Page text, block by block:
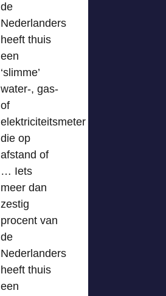
de
Nederlanders
heeft thuis
een
‘slimme’
water-, gas-
of
elektriciteitsmeter
die op
afstand of
… Iets
meer dan
zestig
procent van
de
Nederlanders
heeft thuis
een